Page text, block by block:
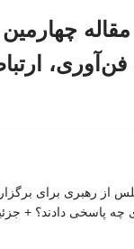
فن‌آوری،
از رهبری برای
چه پاسخی دادند؟ +